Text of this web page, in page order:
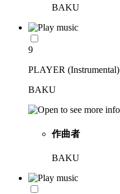
BAKU
9
PLAYER (Instrumental)
BAKU
作曲者
BAKU